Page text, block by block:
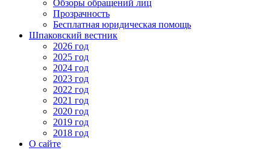
Обзоры обращений лиц
Прозрачность
Бесплатная юридическая помощь
Шпаковский вестник
2026 год
2025 год
2024 год
2023 год
2022 год
2021 год
2020 год
2019 год
2018 год
О сайте